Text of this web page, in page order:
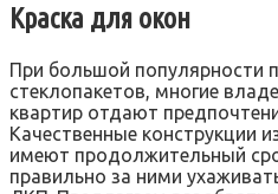
Краска для окон
При большой популярности
стеклопакетов, многие
квартир отдают
Качественные конструкции
имеют продолжительный
правильно за ними